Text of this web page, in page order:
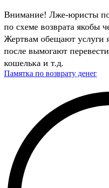
Внимание! Лже-юристы
по схеме возврата якобы
Жертвам обещают
после вымогают
кошелька и т.д.
Памятка по возврату денег